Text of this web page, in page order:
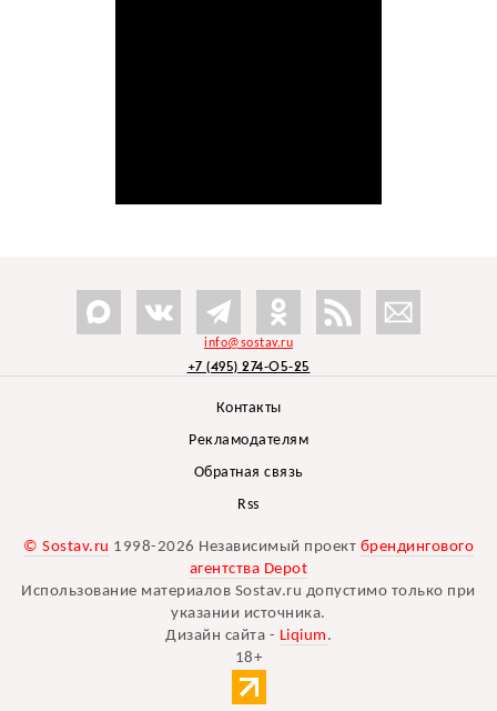
info@sostav.ru
+7 (495) 274-05-25
Контакты
Рекламодателям
Обратная связь
Rss
© Sostav.ru 1998-2026 Независимый проект брендингового
агентства Depot
Использование материалов Sostav.ru допустимо только при
указании источника.
Дизайн сайта - Liqium .
18+